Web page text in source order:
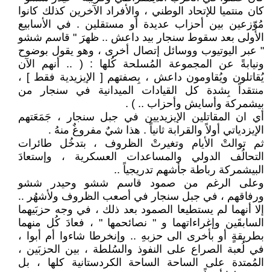
كان منتميا للإتحاد الوطني ، والأفراد الآخرين كذلك كانوا
مُوّزعين بين أحزاب عديدة أو مستقلين . في الأسابيع
الأولى بعد سقوط سنجار بيد داعش .. ظهرَ " قاسم ششو
" عبر اليوتيوب ووسائل إتصال أخرى ، وهو يقول بوضوح
ونيابةً عن المجموعة المُسلحة كُلها : ( .. أنهم الآن
يُقاتلون ويُقاومون داعش ، بِصفتهم [ الإيزيدية فقط ] ،
منتقداً بِشدة كل القيادات الميدانية في سنجار من
بيشمركة وأسايش وأحزاب .. ) .
أي ان المقاتلين الإيزيديين في جبل سنجار ، جَمَعَتهم
الإيزدياتي أولاً والقرابة ثانياً . هذا شيٌ مفروغٌ منهُ .
ثم توالتْ الأيام وتغيرتْ الظروف ، بتدخُل طائرات
التحالُف الدولي والمساعدات العسكرية ، وإستعادَ
البيشمركة رباطة جأشهم تدريجياً ..
وعلى الرغم من صمود قاسم ششو وحيدر ششو
ورفاقهم ، في جبل سنجار في أصعب الظروف ولأشهُر ..
إلا أنهما لم يستطيعا الصمود بعد ذلك ، في وجه حزبَيهما
السابقَين وإغراءاتهما و " نصائحمها " ، فعادَ كُل منهما
بطريقةٍ أو بأخرى الى حزبهِ .. وإنخرطا شاءوا أم أبوا ،
في لُعبة الصراع على النفوذ والسُلطة ، بين الحزبَين ،
المُمتدة على الساحة الساحة الكردستانية كلها ، بل